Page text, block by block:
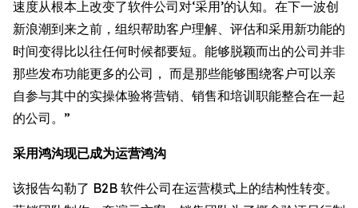
速度从根本上改变了软件公司对‘采用’的认知。在下一波创
新浪潮到来之前，组织帮助客户理解、评估和采用新功能的
时间变得比以往任何时候都要短。能够脱颖而出的公司并非
那些发布功能更多的公司， 而是那些能够围绕客户可以亲
自参与其中的实操体验将营销、销售和培训职能整合在一起
的公司。”
采用鸿沟现已成为运营鸿沟
该报告勾勒了 B2B 软件公司在运营模式上的结构性转变。